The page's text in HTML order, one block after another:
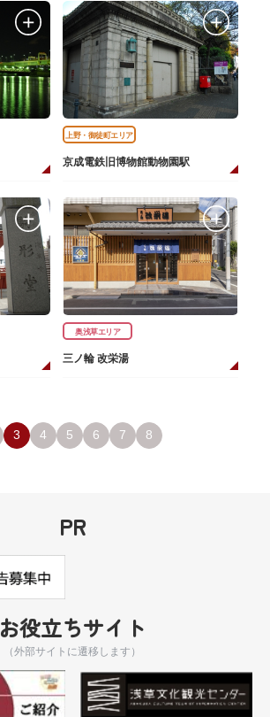
上野・御徒町エリア
京成電鉄旧博物館動物園駅
奥浅草エリア
三ノ輪 改栄湯
3 4 5 6 7 8
PR
お役立ちサイト
（外部サイトに遷移します）